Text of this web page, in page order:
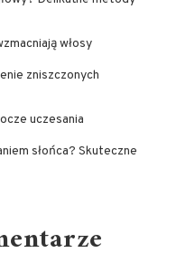
włosy
zniszczonych
uczesania
słońca? Skuteczne